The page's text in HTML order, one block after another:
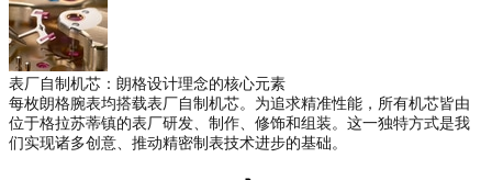
表厂自制机芯：朗格设计理念的核心元素
每枚朗格腕表均搭载表厂自制机芯。为追求精准性能，所有机芯皆由
位于格拉苏蒂镇的表厂研发、制作、修饰和组装。这一独特方式是我
们实现诸多创意、推动精密制表技术进步的基础。